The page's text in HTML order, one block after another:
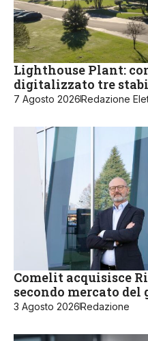
Lighthouse Plant:
digitalizzato tre
7 Agosto 2026Redazione
Comelit acquisisce
secondo mercato
3 Agosto 2026Redazione